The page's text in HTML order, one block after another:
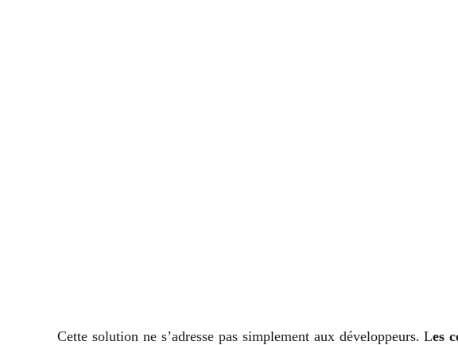
Cette solution ne s’adresse pas simplement aux développeurs. Les